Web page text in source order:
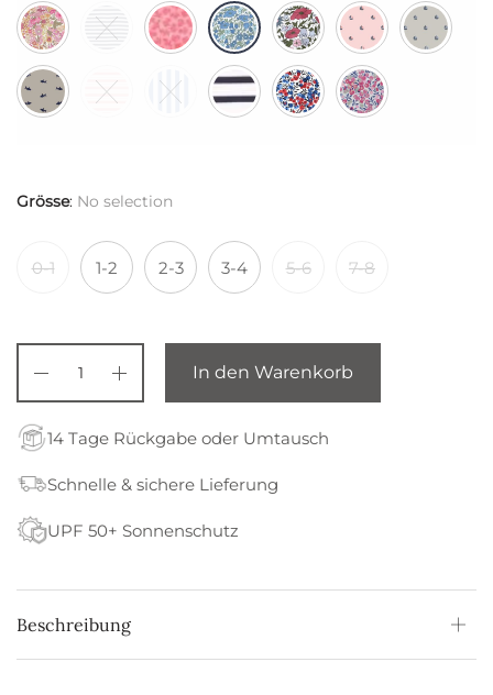
Grösse: No selection
0-1 1-2 2-3 3-4 5-6 7-8
In den Warenkorb
14 Tage Rückgabe oder Umtausch
Schnelle & sichere Lieferung
UPF 50+ Sonnenschutz
Beschreibung